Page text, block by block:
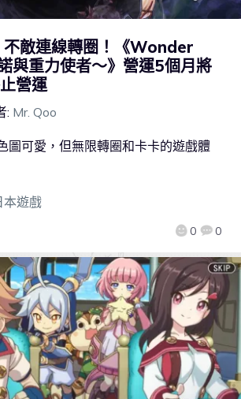
不敵連線轉圈！《Wonder
與重力使者～》營運5個月將
營運
: Mr. Qoo
0 0
圖可愛，但無限轉圈和卡卡的遊戲體
本遊戲